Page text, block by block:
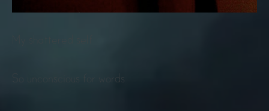
So unconscious for words